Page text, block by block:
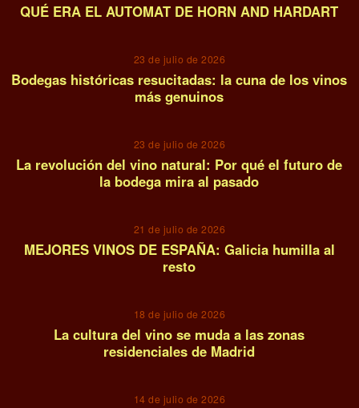
QUÉ ERA EL AUTOMAT DE HORN AND HARDART
06
23 de julio de 2026
Bodegas históricas resucitadas: la cuna de los vinos
más genuinos
23 de julio de 2026
La revolución del vino natural: Por qué el futuro de
la bodega mira al pasado
21 de julio de 2026
MEJORES VINOS DE ESPAÑA: Galicia humilla al
resto
18 de julio de 2026
La cultura del vino se muda a las zonas
residenciales de Madrid
14 de julio de 2026